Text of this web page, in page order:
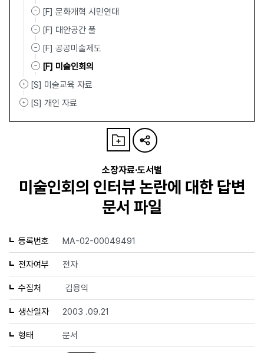
[F] 문화개혁 시민연대
[F] 대안공간 풀
[F] 공공미술제도
[F] 미술인회의
[S] 미술교육 자료
[S] 개인 자료
소장자료·도서별
미술인회의 인터뷰 논란에 대한 답변
문서 파일
등록번호 MA-02-00049491
전자여부 전자
수집처 김용익
생산일자 2003 .09.21
형태 문서